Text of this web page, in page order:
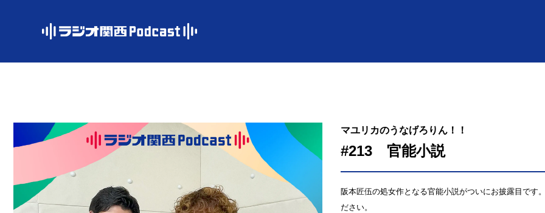
マユリカのうなげろりん！！
#213 官能小説
阪本匠伍の処女作となる官能小説がついにお披露目です
ださい。